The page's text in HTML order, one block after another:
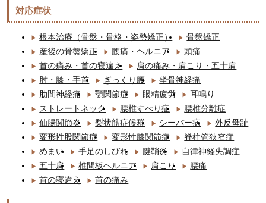
対応症状
根本治療（骨盤・骨格・姿勢矯正）
骨盤矯正
産後の骨盤矯正
腰痛・ヘルニア
頭痛
首の痛み・首の寝違え
肩の痛み・肩こり・五十肩
肘・膝・手首
ぎっくり腰
坐骨神経痛
肋間神経痛
顎関節症 眼精疲労
耳鳴り
ストレートネック
腰椎すべり症
腰椎分離症
仙腸関節炎
梨状筋症候群 シーバー病
外反母趾
変形性股関節症
変形性膝関節症
脊柱管狭窄症
めまい
手足のしびれ 腱鞘炎
自律神経失調症
五十肩
椎間板ヘルニア 肩こり
腰痛
首の寝違え
首の痛み